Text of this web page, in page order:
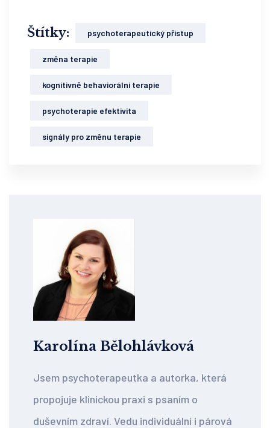
Štítky: psychoterapeutický přístup
změna terapie
kognitivně behaviorální terapie
psychoterapie efektivita
signály pro změnu terapie
Karolína Bělohlávková
Jsem psychoterapeutka a autorka, která
propojuje klinickou praxi s psaním o
duševním zdraví. Vedu individuální i párová